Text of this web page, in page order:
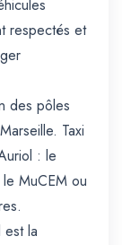
respectés et
des pôles
Taxi
: le
MuCEM ou
est la